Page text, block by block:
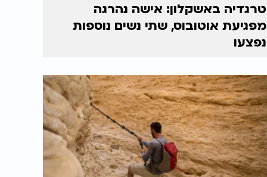
טרגדיה באשקלון: אישה נהרגה
מפגיעת אוטובוס, שתי נשים נוספות
נפצעו